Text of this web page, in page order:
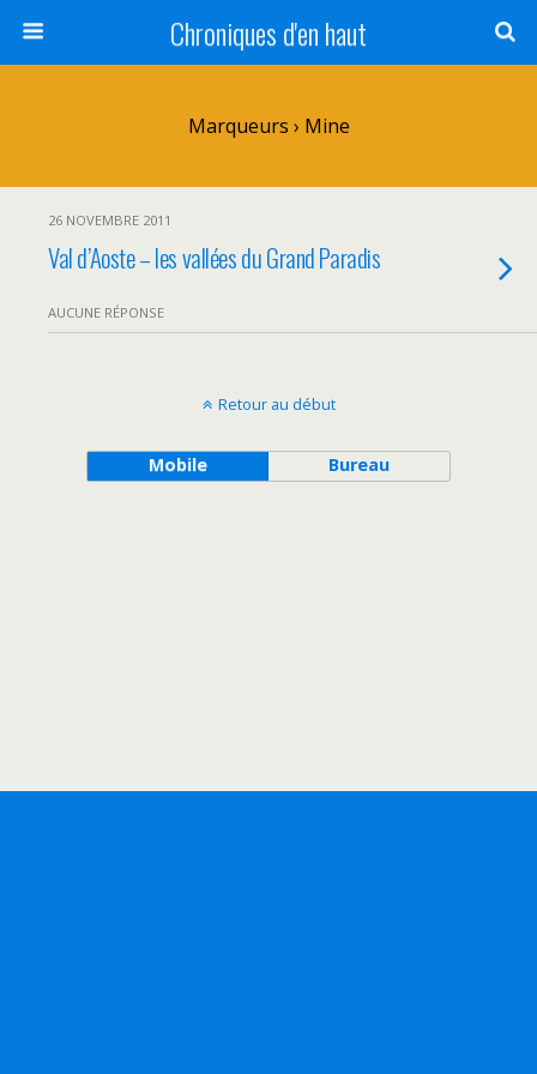
Chroniques d'en haut
Marqueurs › Mine
26 NOVEMBRE 2011
Val d’Aoste – les vallées du Grand Paradis
AUCUNE RÉPONSE
Retour au début
Mobile Bureau